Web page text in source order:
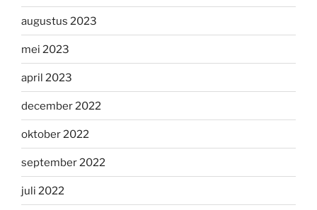
augustus 2023
mei 2023
april 2023
december 2022
oktober 2022
september 2022
juli 2022